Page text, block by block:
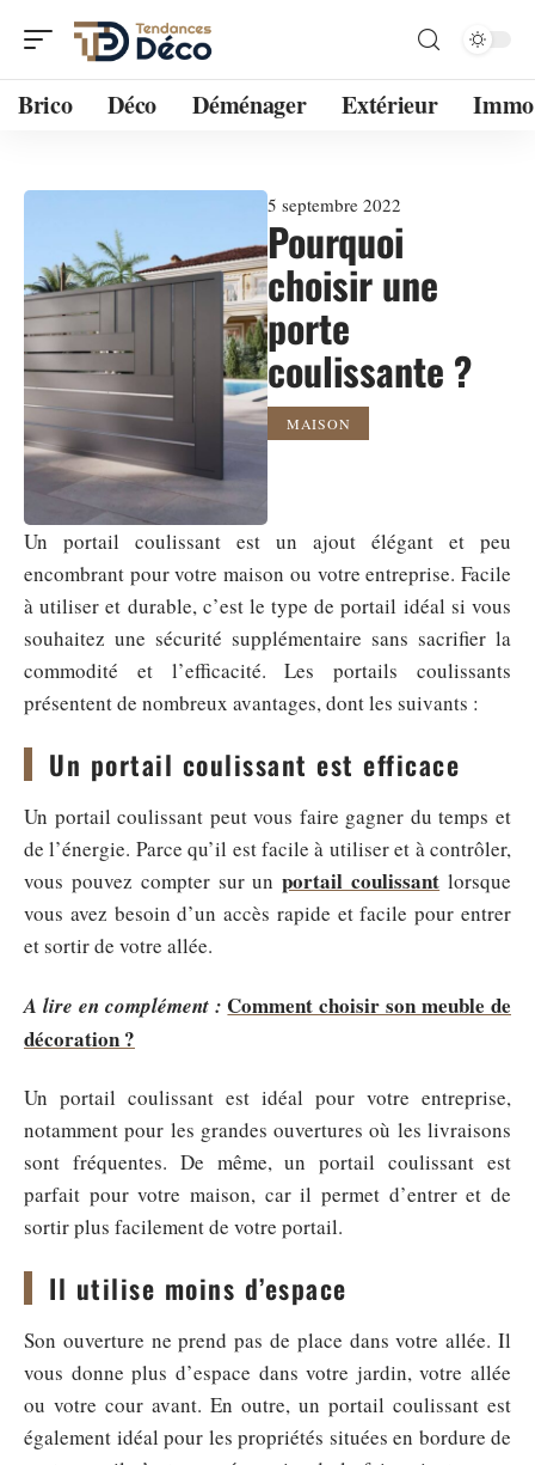
Brico Déco Déménager Extérieur Immo
5 septembre 2022
Pourquoi
choisir une
porte
coulissante ?
MAISON
Un portail coulissant est un ajout élégant et peu
encombrant pour votre maison ou votre entreprise. Facile
à utiliser et durable, c’est le type de portail idéal si vous
souhaitez une sécurité supplémentaire sans sacrifier la
commodité et l’efficacité. Les portails coulissants
présentent de nombreux avantages, dont les suivants :
Un portail coulissant est efficace
Un portail coulissant peut vous faire gagner du temps et
de l’énergie. Parce qu’il est facile à utiliser et à contrôler,
vous pouvez compter sur unportail coulissant lorsque
vous avez besoin d’un accès rapide et facile pour entrer
et sortir de votre allée.
A lire en complément : Comment choisir son meuble de
décoration ?
Un portail coulissant est idéal pour votre entreprise,
notamment pour les grandes ouvertures où les livraisons
sont fréquentes. De même, un portail coulissant est
parfait pour votre maison, car il permet d’entrer et de
sortir plus facilement de votre portail.
Il utilise moins d’espace
Son ouverture ne prend pas de place dans votre allée. Il
vous donne plus d’espace dans votre jardin, votre allée
ou votre cour avant. En outre, un portail coulissant est
également idéal pour les propriétés situées en bordure de